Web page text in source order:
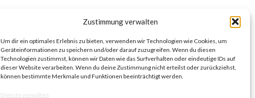
Zustimmung verwalten
Um dir ein optimales Erlebnis zu bieten, verwenden wir Technologien wie Cookies, um
Geräteinformationen zu speichern und/oder darauf zuzugreifen. Wenn du diesen
Technologien zustimmst, können wir Daten wie das Surfverhalten oder eindeutige IDs auf
dieser Website verarbeiten. Wenn du deine Zustimmung nicht erteilst oder zurückziehst,
können bestimmte Merkmale und Funktionen beeinträchtigt werden.
Dienste verwalten